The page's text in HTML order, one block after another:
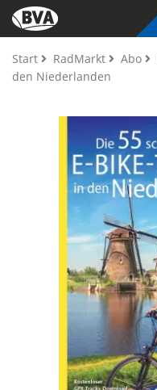
Start RadMarkt Abo
den Niederlanden